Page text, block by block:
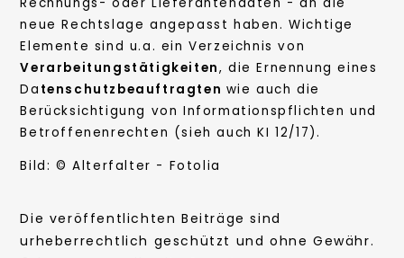
neue Rechtslage angepasst haben. Wichtige
Elemente sind u.a. ein Verzeichnis von
Verarbeitungstätigkeiten, die Ernennung eines
Da tenschutzbeauftragten wie auch die
Berücksichtigung von Informationspflichten und
Betroffenenrechten (sieh auch KI 12/17).
Bild: © Alterfalter - Fotolia
Die veröffentlichten Beiträge sind
urheberrechtlich geschützt und ohne Gewähr.